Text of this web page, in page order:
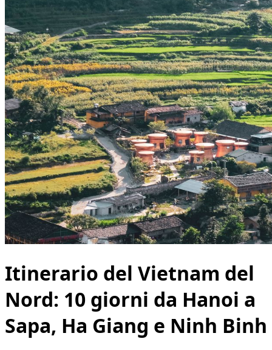
Itinerario del Vietnam del
Nord: 10 giorni da Hanoi a
Sapa, Ha Giang e Ninh Binh